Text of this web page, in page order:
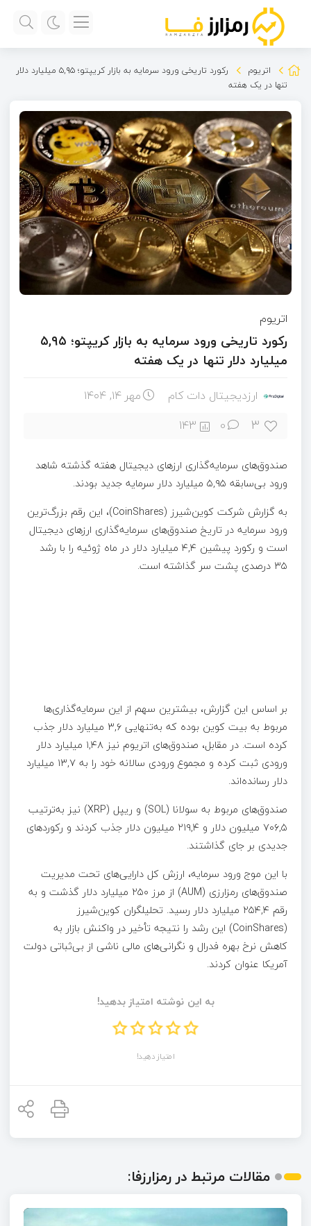
اتریوم
رکورد تاریخی ورود سرمایه به بازار کریپتو؛ ۵,۹۵ میلیارد دلار
تنها در یک هفته
اتریوم
رکورد تاریخی ورود سرمایه به بازار کریپتو؛ ۵,۹۵
میلیارد دلار تنها در یک هفته
ارزدیجیتال دات کام مهر ۱۴, ۱۴۰۴
3
0
143
صندوق‌های سرمایه‌گذاری ارزهای دیجیتال هفته گذشته شاهد
ورود بی‌سابقه ۵,۹۵ میلیارد دلار سرمایه جدید بودند.
به گزارش شرکت کوین‌شیرز (CoinShares)، این رقم بزرگ‌ترین
ورود سرمایه در تاریخ صندوق‌های سرمایه‌گذاری ارزهای دیجیتال
است و رکورد پیشین ۴,۴ میلیارد دلار در ماه ژوئیه را با رشد
۳۵ درصدی پشت سر گذاشته است.
بر اساس این گزارش، بیشترین سهم از این سرمایه‌گذاری‌ها
مربوط به بیت‌ کوین بوده که به‌تنهایی ۳,۶ میلیارد دلار جذب
کرده است. در مقابل، صندوق‌های اتریوم نیز ۱,۴۸ میلیارد دلار
ورودی ثبت کرده و مجموع ورودی سالانه خود را به ۱۳,۷ میلیارد
دلار رسانده‌اند.
صندوق‌های مربوط به سولانا (SOL) و ریپل (XRP) نیز به‌ترتیب
۷۰۶,۵ میلیون دلار و ۲۱۹,۴ میلیون دلار جذب کردند و رکوردهای
جدیدی بر جای گذاشتند.
با این موج ورود سرمایه، ارزش کل دارایی‌های تحت مدیریت
صندوق‌های رمزارزی (AUM) از مرز ۲۵۰ میلیارد دلار گذشت و به
رقم ۲۵۴,۴ میلیارد دلار رسید. تحلیلگران کوین‌شیرز
(CoinShares) این رشد را نتیجه تأخیر در واکنش بازار به
کاهش نرخ بهره فدرال و نگرانی‌های مالی ناشی از بی‌ثباتی دولت
آمریکا عنوان کردند.
به این نوشته امتیاز بدهید!
امتیاز دهید!
مقالات مرتبط در رمزارزفا: